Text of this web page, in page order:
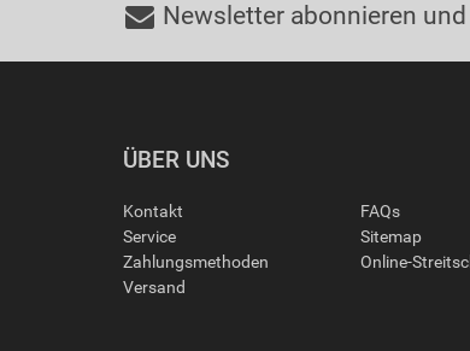
Newsletter abonnieren
ÜBER UNS
Kontakt
Service
Zahlungsmethoden
Versand
FAQs
Sitemap
Online-